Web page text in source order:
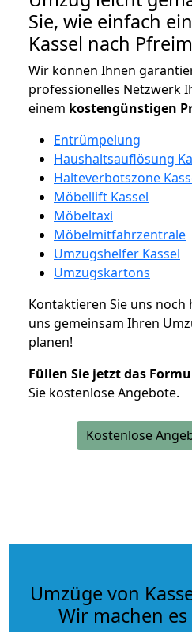
Sie, wie einfach
Kassel nach
Wir können Ihnen
professionelles Netzwerk
einem kostengünstigen
Entrümpelung
Haushaltsauflösung
Halteverbotszone
Möbellift Kassel
Möbeltaxi
Möbelmitfahrzentrale
Umzugshelfer Kassel
Umzugskartons
Kontaktieren Sie uns noch
uns gemeinsam Ihren
planen!
Füllen Sie jetzt das
Sie kostenlose Angebote.
Kostenlose
Umzüge von
Wir machen